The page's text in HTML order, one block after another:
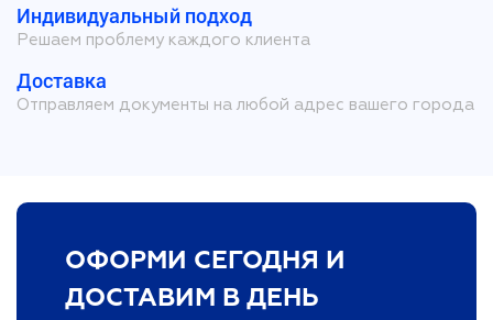
Индивидуальный подход
Решаем проблему каждого клиента
Доставка
Отправляем документы на любой адрес вашего города
ОФОРМИ СЕГОДНЯ И
ДОСТАВИМ В ДЕНЬ